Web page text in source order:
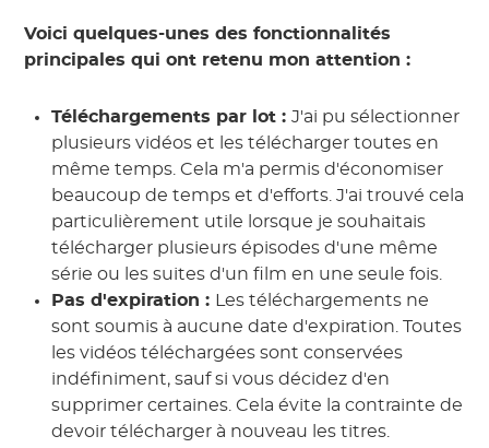
Voici quelques-unes des fonctionnalités
principales qui ont retenu mon attention :
Téléchargements par lot :J'ai pu sélectionner
plusieurs vidéos et les télécharger toutes en
même temps. Cela m'a permis d'économiser
beaucoup de temps et d'efforts. J'ai trouvé cela
particulièrement utile lorsque je souhaitais
télécharger plusieurs épisodes d'une même
série ou les suites d'un film en une seule fois.
Pas d'expiration : Les téléchargements ne
sont soumis à aucune date d'expiration. Toutes
les vidéos téléchargées sont conservées
indéfiniment, sauf si vous décidez d'en
supprimer certaines. Cela évite la contrainte de
devoir télécharger à nouveau les titres.